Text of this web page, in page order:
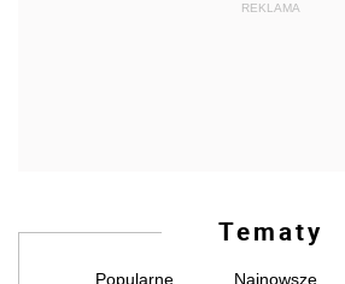
REKLAMA
Tematy
Popularne Najnowsze